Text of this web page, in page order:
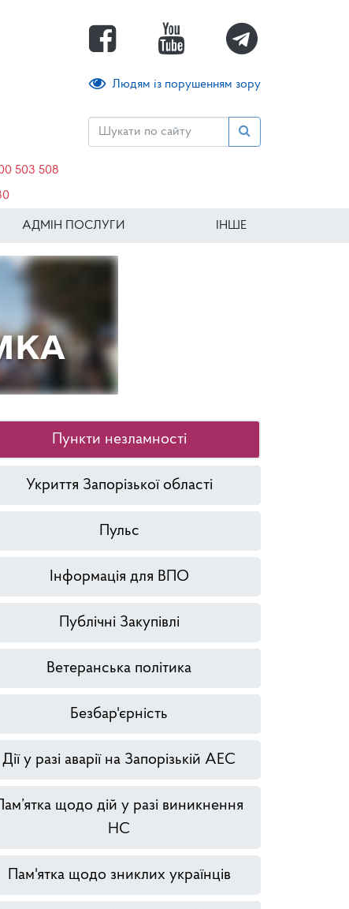
Людям із порушенням зору
503 508
АДМІН ПОСЛУГИ ІНШЕ
Пункти незламності
Укриття Запорізької області
Пульс
Інформація для ВПО
Публічні Закупівлі
Ветеранська політика
Безбар'єрність
Дії у разі аварії на Запорізькій АЕС
щодо дій у разі виникнення
НС
Пам'ятка щодо зниклих українців